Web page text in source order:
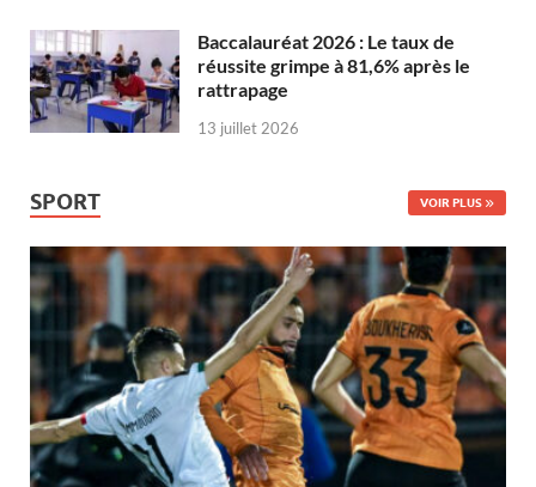
Baccalauréat 2026 : Le taux de
réussite grimpe à 81,6% après le
rattrapage
13 juillet 2026
SPORT VOIR PLUS